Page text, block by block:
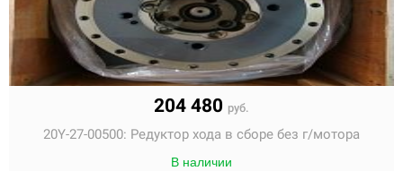
204 480 руб.
20Y-27-00500: Редуктор хода в сборе без г/мотора
В наличии